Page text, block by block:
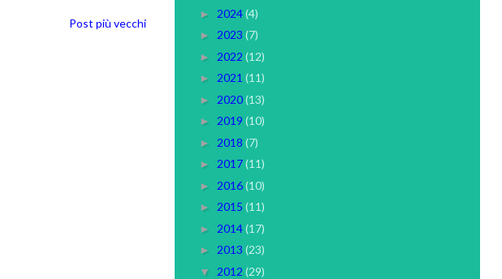
Post più vecchi
► 2024(4)
► 2023 (7)
► 2022 (12)
► 2021 (11)
► 2020(13)
► 2019 (10)
► 2018 (7)
► 2017(11)
► 2016(10)
► 2015 (11)
► 2014(17)
► 2013 (23)
▼ 2012 (29)